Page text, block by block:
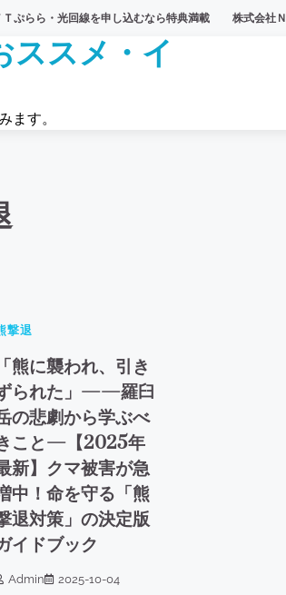
回線を申し込むなら特典満載 株式会社ＮＴＴぷらら
ススメ・イ
ます。
撃退
「熊に襲われ、引き
られた」——羅臼
の悲劇から学ぶべ
こと—【2025年
新】クマ被害が急
中！命を守る「熊
退対策」の決定版
イドブック
Admin 2025-10-04